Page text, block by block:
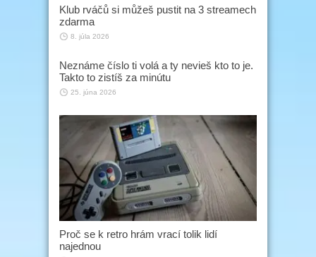
Klub rváčů si můžeš pustit na 3 streamech
zdarma
8. júla 2026
Neznáme číslo ti volá a ty nevieš kto to je.
Takto to zistíš za minútu
25. júna 2026
Proč se k retro hrám vrací tolik lidí
najednou